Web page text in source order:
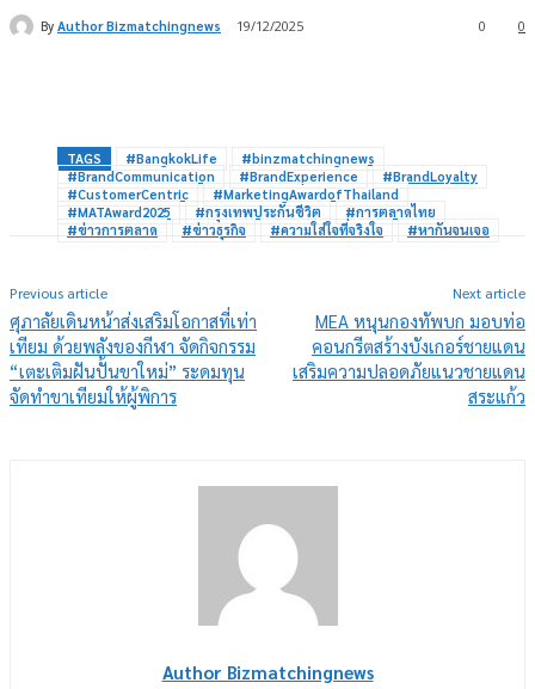
By Author Bizmatchingnews 19/12/2025 0
0
TAGS #BangkokLife
#binzmatchingnews
#BrandCommunication
#BrandExperience
#BrandLoyalty
#CustomerCentric
#MarketingAwardofThailand
#MATAward2025
#กรุงเทพประกันชีวิต
#การตลาดไทย
#ข่าวการตลาด
#ข่าวธุรกิจ #ความใส่ใจที่จริงใจ #หากันจนเจอ
Previous article
ศุภาลัยเดินหน้าส่งเสริมโอกาสที่เท่า
เทียม ด้วยพลังของกีฬา จัดกิจกรรม
“เตะเติมฝันปั้นขาใหม่” ระดมทุน
จัดทำขาเทียมให้ผู้พิการ
Next article
MEA หนุนกองทัพบก มอบท่อ
คอนกรีตสร้างบังเกอร์ชายแดน
เสริมความปลอดภัยแนวชายแดน
สระแก้ว
Author Bizmatchingnews